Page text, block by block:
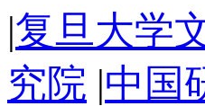
|复旦大学
究院 |中国